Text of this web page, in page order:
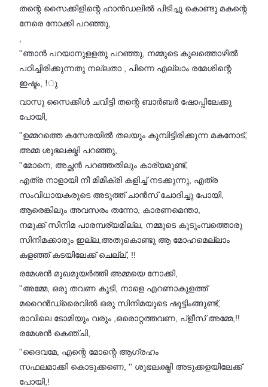
തന്റെ സൈക്കിളിന്റെ ഹാൻഡലിൽ പിടിച്ചു കൊണ്ടു മകന്റെ
നേരെ നോക്കി പറഞ്ഞു,
''ഞാൻ പറയാനുളളതു പറഞ്ഞു, നമ്മുടെ കുലത്തൊഴിൽ
പഠിച്ചിരിക്കുന്നതു നല്ലതാ , പിന്നെ എല്ലാം രമേശിന്റെ
ഇഷ്ടം, !ു
വാസു സൈക്കിൾ ചവിട്ടി തന്റെ ബാർബർ ഷോപ്പിലേക്കു
പോയി,
''ഉമ്മറത്തെ കസേരയിൽ തലയും കുമ്പിട്ടിരിക്കുന്ന മകനോട്,
അമ്മ ശുഭലക്ഷ്മി പറഞ്ഞു,
''മോനെ, അച്ഛൻ പറഞ്ഞതിലും കാര്യമുണ്ട്,
എത്ര നാളായി നീ മിമിക്രി കളിച്ച് നടക്കുന്നു, എത്ര
സംവിധായകരുടെ അടുത്ത് ചാൻസ് ചോദിച്ചു പോയി,
ആരെങ്കിലും അവസരം തന്നോ, കാരണമെന്താ,
നമുക്ക് സിനിമ പാരമ്പര്യമില്ല, നമ്മുടെ കുടുംമ്പത്തൊരു
സിനിമക്കാരും ഇല്ല,അതുകൊണ്ടു ആ മോഹമെല്ലാം
കളഞ്ഞ് കടയിലേക്ക് ചെല്ല്, !!
രമേശൻ മുഖമുയർത്തി അമ്മയെ നോക്കി,
''അമ്മേ, ഒരു തവണ കൂടി, നാളെ എറണാകുളത്ത്
മറൈൻഡ്രൈവിൽ ഒരു സിനിമയുടെ ഷൂട്ടിംങ്ങുണ്ട്,
രാവിലെ ടോമിയും വരും ,ഒരൊറ്റത്തവണ, പ്ളീസ് അമ്മേ,!!
രമേശൻ കെഞ്ചി,
''ദൈവമേ, എന്റെ മോന്റെ ആഗ്രഹം
സഫലമാക്കി കൊടുക്കണെ, '' ശുഭലക്ഷ്മി അടുക്കളയിലേക്ക്
പോയി,!